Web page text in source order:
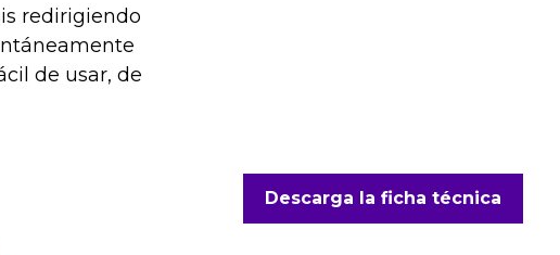
redirigiendo
de usar, de
Descarga la ficha técnica